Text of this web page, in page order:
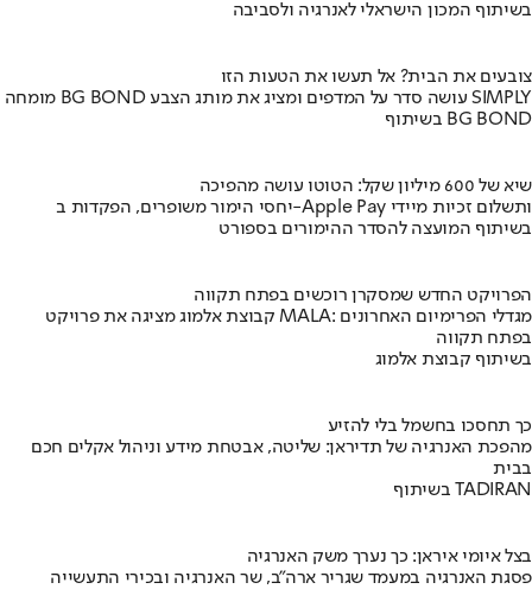
בשיתוף המכון הישראלי לאנרגיה ולסביבה
צובעים את הבית? אל תעשו את הטעות הזו
מומחה BG BOND עושה סדר על המדפים ומציג את מותג הצבע SIMPLY
בשיתוף BG BOND
שיא של 600 מיליון שקל: הטוטו עושה מהפיכה
יחסי הימור משופרים, הפקדות ב-Apple Pay ותשלום זכיות מיידי
בשיתוף המועצה להסדר ההימורים בספורט
הפרויקט החדש שמסקרן רוכשים בפתח תקווה
קבוצת אלמוג מציגה את פרויקט MALA: מגדלי הפרימיום האחרונים
בפתח תקווה
בשיתוף קבוצת אלמוג
כך תחסכו בחשמל בלי להזיע
מהפכת האנרגיה של תדיראן: שליטה, אבטחת מידע וניהול אקלים חכם
בבית
בשיתוף TADIRAN
בצל איומי איראן: כך נערך משק האנרגיה
פסגת האנרגיה במעמד שגריר ארה"ב, שר האנרגיה ובכירי התעשייה